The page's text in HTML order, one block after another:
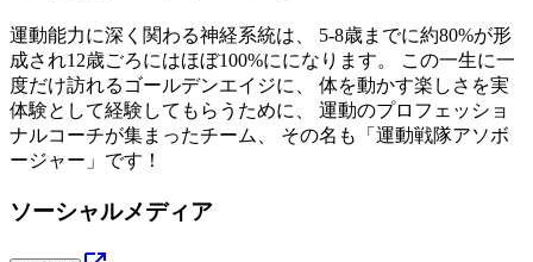
運動能力に深く関わる神経系統は、 5-8歳までに約80%が形
成され12歳ごろにはほぼ100%にになります。 この一生に一
度だけ訪れるゴールデンエイジに、 体を動かす楽しさを実
体験として経験してもらうために、 運動のプロフェッショ
ナルコーチが集まったチーム、 その名も「運動戦隊アソボ
ージャー」です！
ソーシャルメディア